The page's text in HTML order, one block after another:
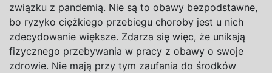
związku z pandemią. Nie są to obawy bezpodstawne,
bo ryzyko ciężkiego przebiegu choroby jest u nich
zdecydowanie większe. Zdarza się więc, że unikają
fizycznego przebywania w pracy z obawy o swoje
zdrowie. Nie mają przy tym zaufania do środków